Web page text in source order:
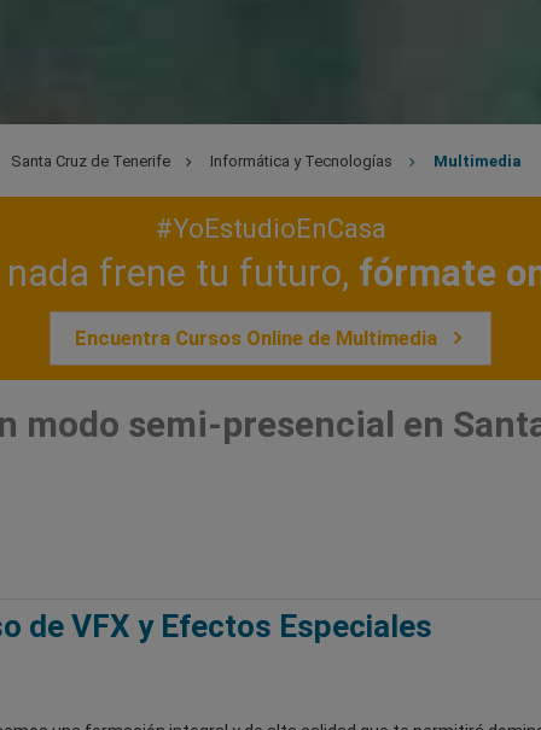
Santa Cruz de Tenerife Informática y Tecnologías Multimedia
#YoEstudioEnCasa
nada frene tu futuro, fórmate
Encuentra Cursos Online de Multimedia
modo semi-presencial en
de VFX y Efectos Especiales